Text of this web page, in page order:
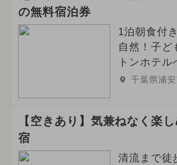
の無料宿泊券
1泊朝食付
自然！子ど
トンホテル
千葉県浦安
【空きあり】気兼ねなく楽
宿
清流まで徒